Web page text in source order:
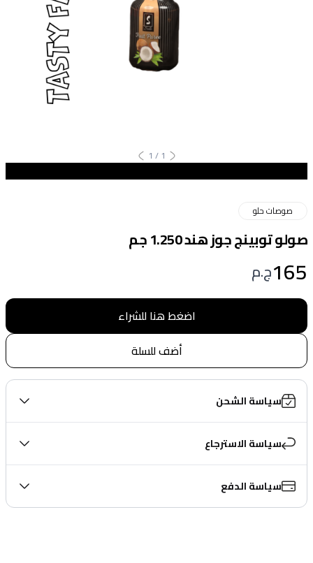
1
/
1
صوصات حلو
صولو توبينج جوز هند 1.250 جم
165ج.م
اضغط هنا للشراء
أضف للسلة
سياسة الشحن
سياسة الاسترجاع
سياسة الدفع